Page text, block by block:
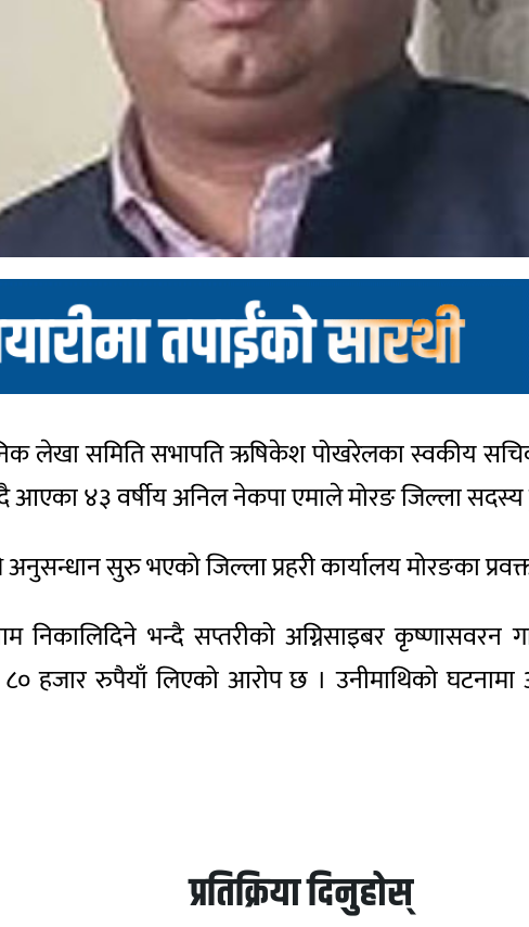
लेखा समिति सभापति ऋषिकेश पोखरेलका स्वकीय
आएका ४३ वर्षीय अनिल नेकपा एमाले मोरङ जिल्ला सदस्य
अनुसन्धान सुरु भएको जिल्ला प्रहरी कार्यालय मोरङका
निकालिदिने भन्दै सप्तरीको अग्निसाइबर
८० हजार रुपैयाँ लिएको आरोप छ । उनीमाथिको घटनामा
प्रतिक्रिया दिनुहोस्